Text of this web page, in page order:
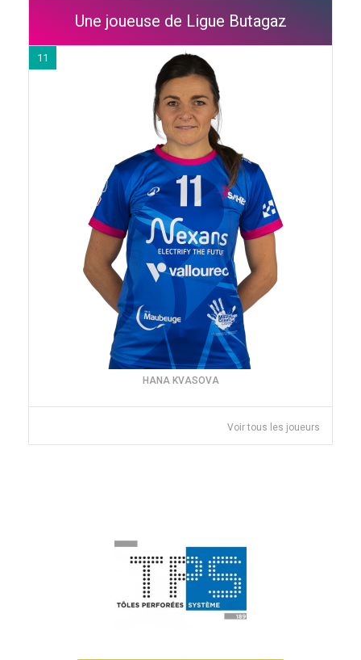
Une joueuse de Ligue Butagaz
11
HANA KVASOVA
Voir tous les joueurs